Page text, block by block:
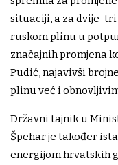
situaciji, a za dvije-
ruskom plinu u
značajnih promjena
Pudić, najavivši
plinu već i
Državni tajnik u
Špehar je također
energijom hrvatskih